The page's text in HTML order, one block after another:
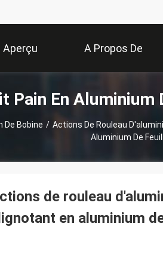
Aperçu A Propos De
Nous
Pain En Aluminium
De Bobine / Actions De Rouleau
Aluminium De
de rouleau
en aluminium